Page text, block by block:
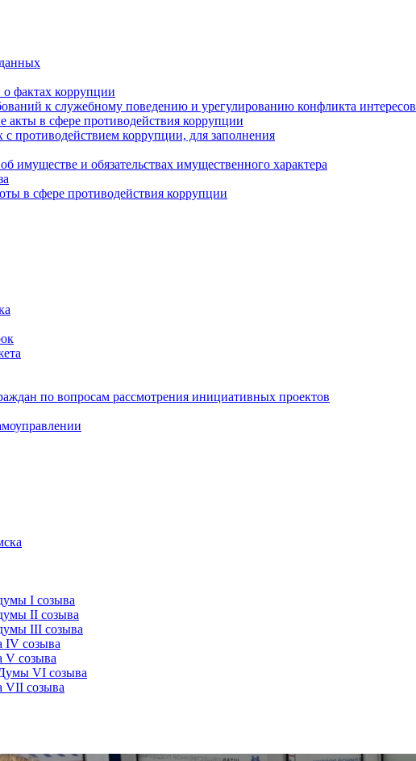
фактах коррупции
к служебному поведению и урегулированию конфликта интересов
в сфере противодействия коррупции
противодействием коррупции, для заполнения
имуществе и обязательствах имущественного характера
в сфере противодействия коррупции
по вопросам рассмотрения инициативных проектов
I созыва
II созыва
III созыва
IV созыва
V созыва
VI созыва
VII созыва